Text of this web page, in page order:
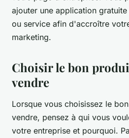
ajouter une application
ou service afin d'accroître
marketing.
Choisir le bon
vendre
Lorsque vous choisissez le
vendre, pensez à qui vous
votre entreprise et pourquoi.